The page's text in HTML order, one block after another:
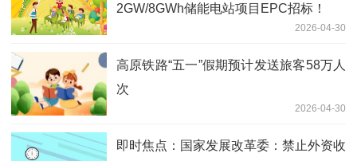
2GW/8GWh储能电站项目EPC招标！
2026-04-30
高原铁路“五一”假期预计发送旅客58万人
次
2026-04-30
即时焦点：国家发展改革委：禁止外资收